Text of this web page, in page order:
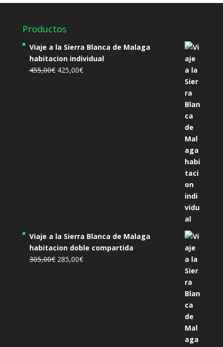
Productos
Viaje a la Sierra Blanca de Malaga
habitacion individual
455,00€ El
425,00€El
Viaje a la Sierra Blanca de Malaga
habitacion doble compartida
305,00€ El
285,00€El